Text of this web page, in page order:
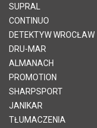
SUPRAL
CONTINUO
DETEKTYW WROCŁAW
DRU-MAR
ALMANACH
PROMOTION
SHARPSPORT
JANIKAR
TŁUMACZENIA